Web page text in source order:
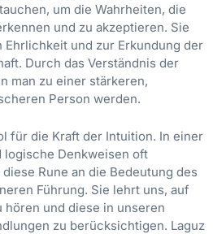
um die Wahrheiten, die
und zu akzeptieren. Sie
und zur Erkundung der
Durch das Verständnis der
man zu einer stärkeren,
Person werden.
für die Kraft der Intuition. In einer
logische Denkweisen oft
Rune an die Bedeutung des
Führung. Sie lehrt uns, auf
hören und diese in unseren
zu berücksichtigen. Laguz